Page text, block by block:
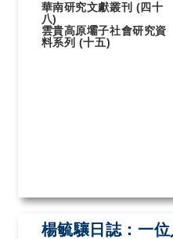
華南研究文獻叢刊 (四十
八)
雲貴高原壩子社會研究資
料系列 (十五)
楊毓驤日誌：一